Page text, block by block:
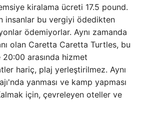
kiralama ücreti 17.5 pound.
insanlar bu vergiyi ödedikten
ödemiyorlar. Aynı zamanda
olan Caretta Caretta Turtles, bu
arasında hizmet
hariç, plaj yerleştirilmez. Aynı
yanması ve kamp yapması
için, çevreleyen oteller ve